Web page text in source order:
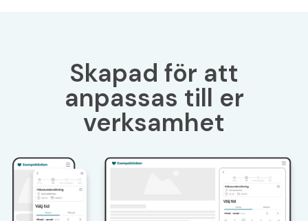
Skapad för att
anpassas till er
verksamhet